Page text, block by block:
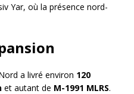
Yar, où la présence nord-
a livré environ 120
et autant de M-1991 MLRS.